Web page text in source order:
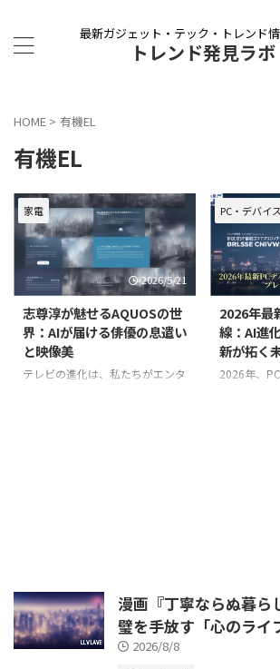
最新ガジェット・テック・トレンド
トレンド発見ラボ
HOME > 有機EL
有機EL
家電
2026/5/21
志尊淳が魅せるAQUOSの世
界：AIが届ける俳優の息遣い
と映像美
テレビの進化は、私たちがエンタ
PC・デバイス
2026年最
線：AI進
新が拓く
2026年、
引する主要
れがもたら
漫画『丁寧ならぬ暮ら
璧を手放す「心のライ
2026/8/8